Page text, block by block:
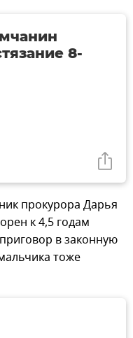
8-
прокурора Дарья
к 4,5 годам
в законную
тоже